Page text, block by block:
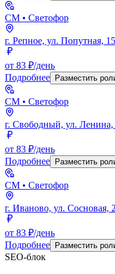
СМ • Светофор
г. Репное, ул. Попутная,
от 83 ₽/день
Подробнее
Разместить
СМ • Светофор
г. Свободный, ул. Ленина,
от 83 ₽/день
Подробнее
Разместить
СМ • Светофор
г. Иваново, ул. Сосновая,
от 83 ₽/день
Подробнее
Разместить
SEO-блок